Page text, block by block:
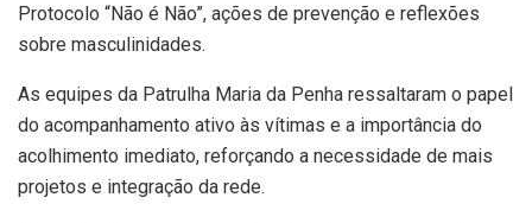
Protocolo “Não é Não”, ações de prevenção e reflexões
sobre masculinidades.
As equipes da Patrulha Maria da Penha ressaltaram o papel
do acompanhamento ativo às vítimas e a importância do
acolhimento imediato, reforçando a necessidade de mais
projetos e integração da rede.